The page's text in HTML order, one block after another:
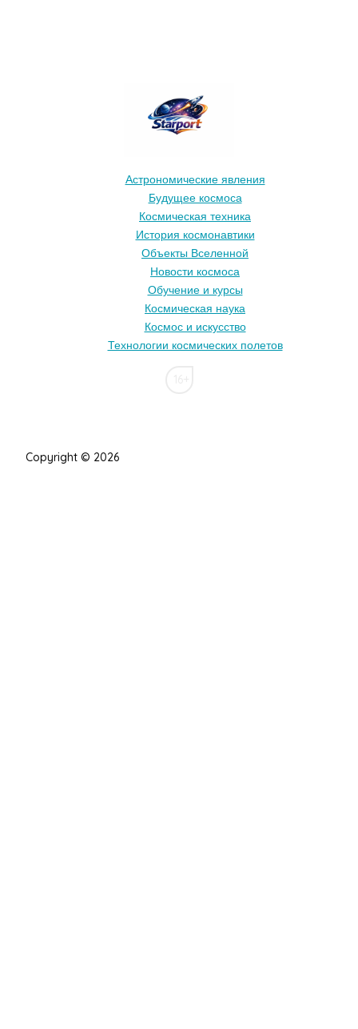
Астрономические явления
Будущее космоса
Космическая техника
История космонавтики
Объекты Вселенной
Новости космоса
Обучение и курсы
Космическая наука
Космос и искусство
Технологии космических полетов
Copyright © 2026